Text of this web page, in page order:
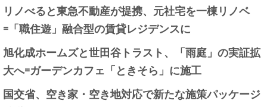
リノべると東急不動産が提携、元社宅を一棟リノベ
=「職住遊」融合型の賃貸レジデンスに
旭化成ホームズと世田谷トラスト、「雨庭」の実証拡
大へ=ガーデンカフェ「ときそら」に施工
国交省、空き家・空き地対応で新たな施策パッケージ